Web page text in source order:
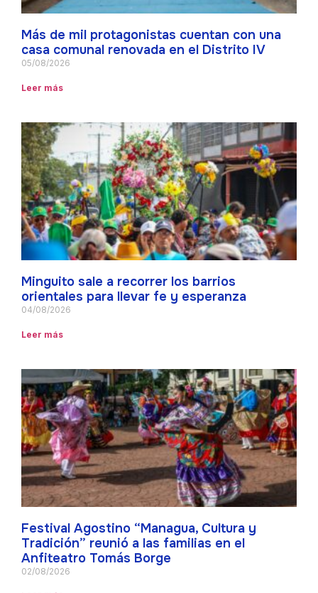
Más de mil protagonistas cuentan con una
casa comunal renovada en el Distrito IV
05/08/2026
Leer más
Minguito sale a recorrer los barrios
orientales para llevar fe y esperanza
04/08/2026
Leer más
Festival Agostino “Managua, Cultura y
Tradición” reunió a las familias en el
Anfiteatro Tomás Borge
02/08/2026